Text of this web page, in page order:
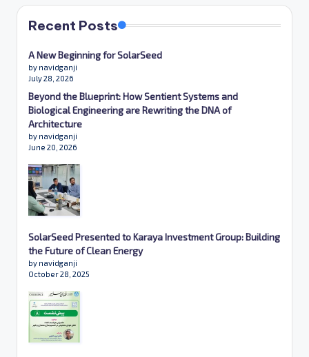
Recent Posts
A New Beginning for SolarSeed
by navidganji
July 28, 2026
Beyond the Blueprint: How Sentient Systems and
Biological Engineering are Rewriting the DNA of
Architecture
by navidganji
June 20, 2026
SolarSeed Presented to Karaya Investment Group: Building
the Future of Clean Energy
by navidganji
October 28, 2025